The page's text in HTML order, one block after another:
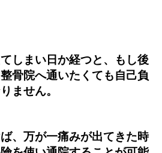
しまい日か経つと、もし後
骨院へ通いたくても自己負
ません。
、万が一痛みが出てきた時